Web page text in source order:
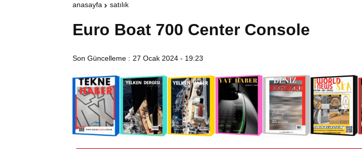
anasayfa satılık
Euro Boat 700 Center Console
Son Güncelleme : 27 Ocak 2024 - 19:23